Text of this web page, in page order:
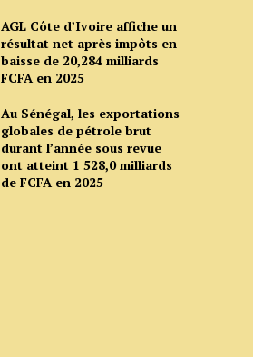
AGL Côte d’Ivoire affiche un
résultat net après impôts en
baisse de 20,284 milliards
FCFA en 2025
Au Sénégal, les exportations
globales de pétrole brut
durant l’année sous revue
ont atteint 1 528,0 milliards
de FCFA en 2025